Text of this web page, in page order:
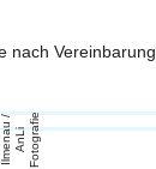
nach Vereinbarung
a
/ e